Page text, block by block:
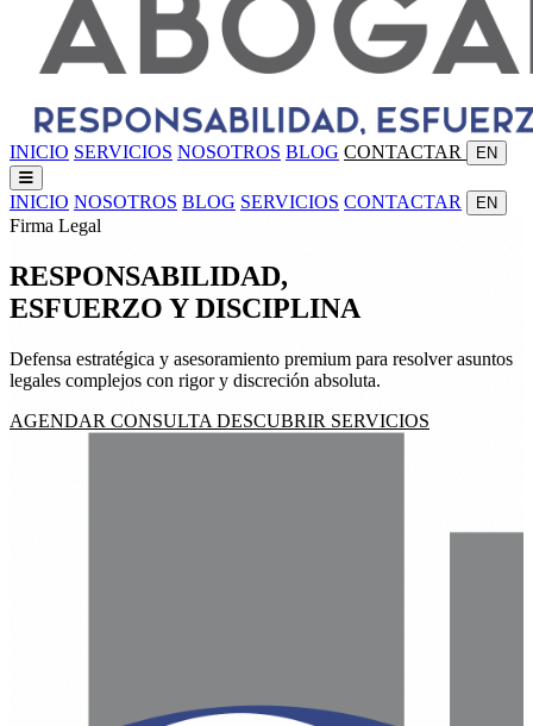
INICIO SERVICIOS NOSOTROS BLOG CONTACTAR EN
INICIO NOSOTROS BLOG SERVICIOS CONTACTAR EN
Firma Legal
RESPONSABILIDAD,
ESFUERZO YDISCIPLINA
Defensa estratégica y asesoramiento premium para resolver asuntos
legales complejos con rigor y discreción absoluta.
AGENDAR CONSULTA DESCUBRIR SERVICIOS